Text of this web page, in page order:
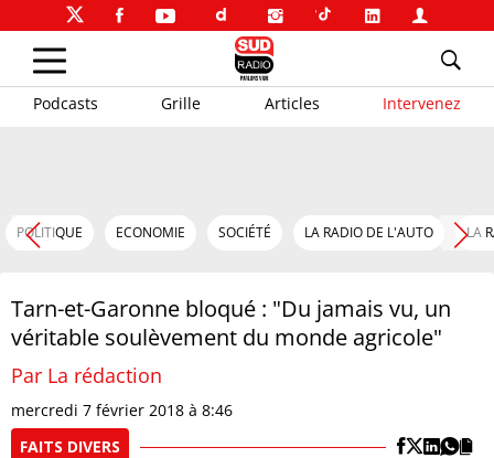
Podcasts Grille Articles Intervenez
POLITIQUE ECONOMIE SOCIÉTÉ LA RADIO DE L'AUTO LA
Tarn-et-Garonne bloqué : "Du jamais vu, un
véritable soulèvement du monde agricole"
Par La rédaction
mercredi 7 février 2018 à 8:46
FAITS DIVERS